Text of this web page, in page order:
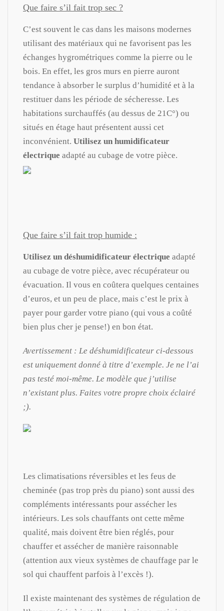
Que faire s’il fait trop sec ?
C’est souvent le cas dans les maisons modernes
utilisant des matériaux qui ne favorisent pas les
échanges hygrométriques comme la pierre ou le
bois. En effet, les gros murs en pierre auront
tendance à absorber le surplus d’humidité et à la
restituer dans les période de sécheresse. Les
habitations surchauffés (au dessus de 21C°) ou
situés en étage haut présentent aussi cet
inconvénient. Utilisez un humidificateur
électrique adapté au cubage de votre pièce.
Que faire s’il fait trop humide :
Utilisez un déshumidificateur électrique adapté
au cubage de votre pièce, avec récupérateur ou
évacuation. Il vous en coûtera quelques centaines
d’euros, et un peu de place, mais c’est le prix à
payer pour garder votre piano (qui vous a coûté
bien plus cher je pense!) en bon état.
Avertissement : Le déshumidificateur ci-dessous
est uniquement donné à titre d’exemple. Je ne l’ai
pas testé moi-même. Le modèle que j’utilise
n’existant plus. Faites votre propre choix éclairé
;).
Les climatisations réversibles et les feus de
cheminée (pas trop près du piano) sont aussi des
compléments intéressants pour assécher les
intérieurs. Les sols chauffants ont cette même
qualité, mais doivent être bien réglés, pour
chauffer et assécher de manière raisonnable
(attention aux vieux systèmes de chauffage par le
sol qui chauffent parfois à l’excès !).
Il existe maintenant des systèmes de régulation de